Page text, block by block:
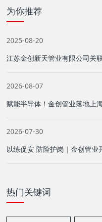
为你推荐
2025-08-20
江苏金创新天管业有限公司关
2026-08-07
赋能半导体！金创管业落地上
2026-07-30
以练促安 防险护岗｜金创管业
热门关键词